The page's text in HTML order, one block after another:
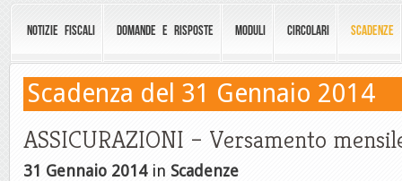
NOTIZIE FISCALI DOMANDE E RISPOSTE MODULI CIRCOLARI SCADENZE
Scadenza del 31 Gennaio 2014
ASSICURAZIONI – Versamento
31 Gennaio 2014in Scadenze